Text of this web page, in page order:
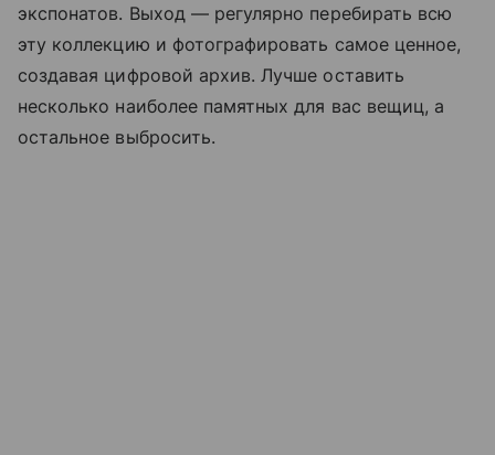
экспонатов. Выход — регулярно перебирать всю
эту коллекцию и фотографировать самое ценное,
создавая цифровой архив. Лучше оставить
несколько наиболее памятных для вас вещиц, а
остальное выбросить.